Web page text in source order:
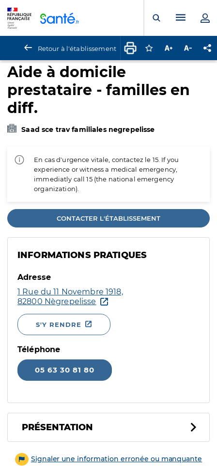
Ouvrir laMenu
Retour à l'établissement Connectez-vous
Augmenter la
Aide à domicile
prestataire - familles en
diff.
Saad sce trav familiales negrepelisse
En cas d'urgence vitale, contactez le 15. If you
experience or witness a medical emergency,
immediatly call 15 (the national emergency
organization).
CONTACTER L'ÉTABLISSEMENT
INFORMATIONS PRATIQUES
Adresse
1 Rue du 11 Novembre 1918,
82800 Nègrepelisse
S'Y RENDRE
Téléphone
05 63 30 81 80
PRÉSENTATION
Signaler une information erronée ou manquante